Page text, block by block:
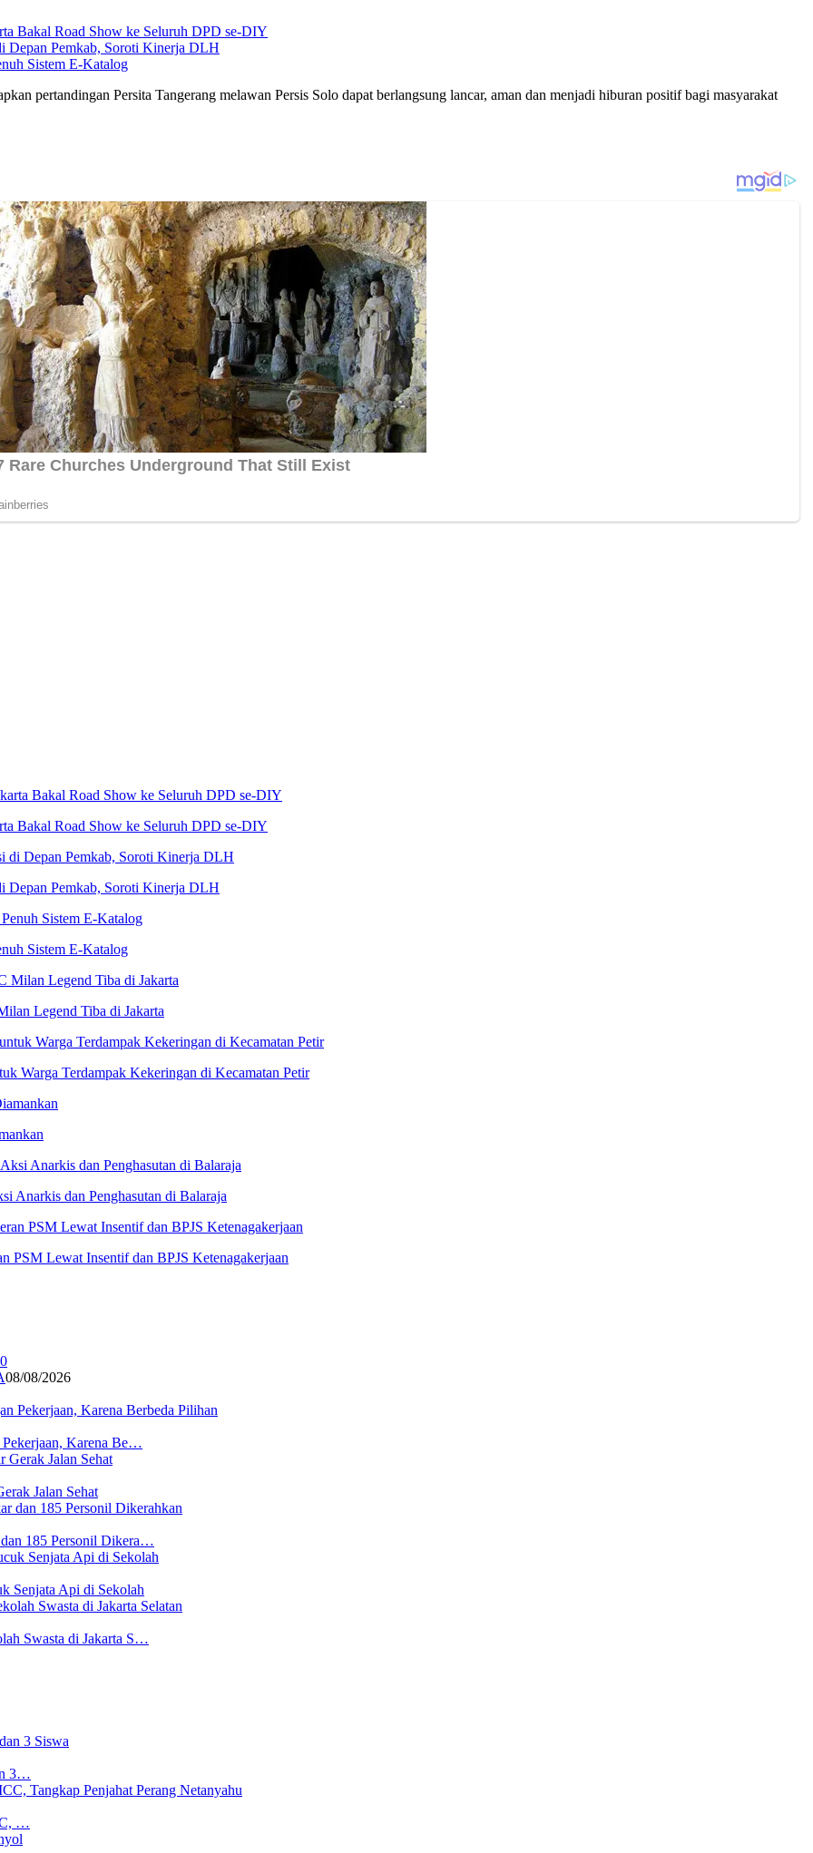
Bakal Road Show ke Seluruh DPD se-DIY
Depan Pemkab, Soroti Kinerja DLH
Sistem E-Katalog
pertandingan Persita Tangerang melawan Persis Solo dapat berlangsung lancar, aman dan menjadi hiburan positif bagi masyarakat
Bakal Road Show ke Seluruh DPD se-DIY
Depan Pemkab, Soroti Kinerja DLH
Sistem E-Katalog
Legend Tiba di Jakarta
Warga Terdampak Kekeringan di Kecamatan Petir
Anarkis dan Penghasutan di Balaraja
PSM Lewat Insentif dan BPJS Ketenagakerjaan
08/08/2026
Pekerjaan, Karena Be…
Jalan Sehat
185 Personil Dikera…
Senjata Api di Sekolah
Swasta di Jakarta S…
3…
…